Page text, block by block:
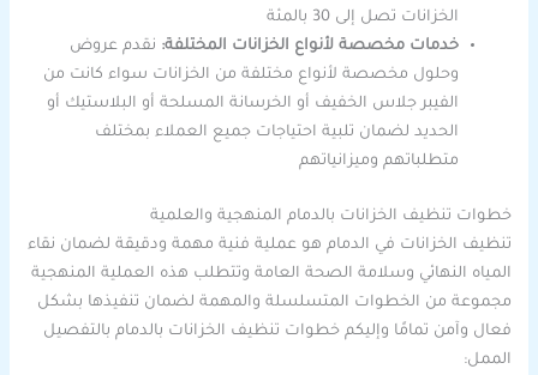
الخزانات تصل إلى 30 بالمئة
خدمات مخصصة لأنواع الخزانات المختلفة: نقدم عروض
وحلول مخصصة لأنواع مختلفة من الخزانات سواء كانت من
الفيبر جلاس الخفيف أو الخرسانة المسلحة أو البلاستيك أو
الحديد لضمان تلبية احتياجات جميع العملاء بمختلف
متطلباتهم وميزانياتهم
خطوات تنظيف الخزانات بالدمام المنهجية والعلمية
تنظيف الخزانات في الدمام هو عملية فنية مهمة ودقيقة لضمان نقاء
المياه النهائي وسلامة الصحة العامة وتتطلب هذه العملية المنهجية
مجموعة من الخطوات المتسلسلة والمهمة لضمان تنفيذها بشكل
فعال وآمن تمامًا وإليكم خطوات تنظيف الخزانات بالدمام بالتفصيل
الممل: